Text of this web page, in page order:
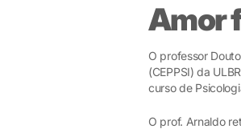
Amor
O professor
(CEPPSI) da
curso de
O prof. Arnaldo